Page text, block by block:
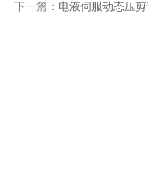
下一篇： 电液伺服动态压